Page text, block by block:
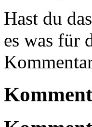
Hast du
es was für